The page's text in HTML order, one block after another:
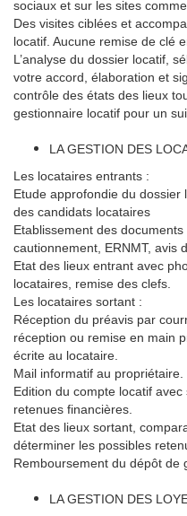
sociaux et sur les sites
Des visites ciblées et
locatif. Aucune remise de clé
L’analyse du dossier locatif,
votre accord, élaboration et
contrôle des états des lieux
gestionnaire locatif pour un
LA GESTION DES
Les locataires entrants :
Etude approfondie du dossier
des candidats locataires
Etablissement des
cautionnement, ERNMT, avis
Etat des lieux entrant avec
locataires, remise des clefs.
Les locataires sortant :
Réception du préavis par
réception ou remise en main
écrite au locataire.
Mail informatif au propriétaire.
Edition du compte locatif
retenues financières.
Etat des lieux sortant,
déterminer les possibles
Remboursement du dépôt de
LA GESTION DES